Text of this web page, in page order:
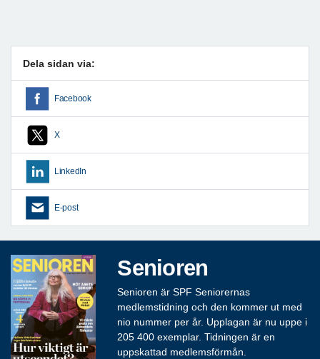
Dela sidan via:
Facebook
X
LinkedIn
E-post
Senioren
Senioren är SPF Seniorernas
medlemstidning och den kommer ut med
nio nummer per år. Upplagan är nu uppe i
205 400 exemplar. Tidningen är en
uppskattad medlemsförmån.